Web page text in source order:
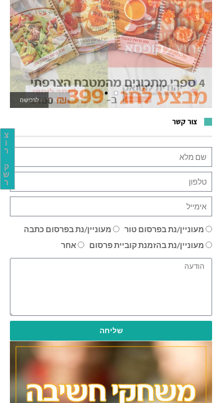
צ
ו
ר
ק
ש
ר
לאתר המשחקים
צור קשר
מעוניין/נת בפרסום טור
מעוניין/נת בפרסום כתבה
מעוניין/נת בהזמנת קוביית פרסום
אחר
שליחה